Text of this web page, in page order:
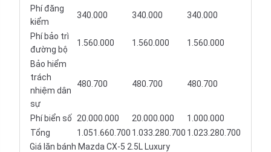
Phí đăng
kiểm
340.000 340.000 340.000
Phí bảo trì
đường bộ
1.560.000 1.560.000 1.560.000
Bảo hiểm
trách
nhiệm dân
sự
480.700 480.700 480.700
Phí biển số 20.000.000 20.000.000
1.000.000
Tổng
1.051.660.700 1.033.280.700 1.023.280.700
Giá lăn bánh Mazda CX-5 2.5L Luxury